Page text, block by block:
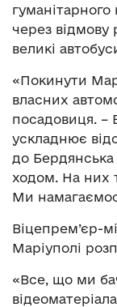
через відмову
великі
«Покинути
власних
посадовиця. –
ускладнює
до
ходом. На них
Ми
Віцепрем’єр-
Маріуполі
«Все, що ми